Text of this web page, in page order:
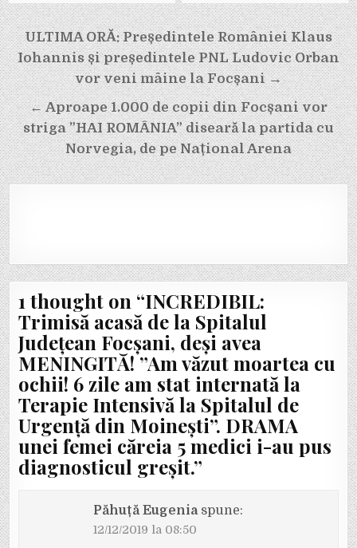
Navigare
în
articole
ULTIMA ORĂ: Președintele României Klaus
Iohannis și președintele PNL Ludovic Orban
vor veni mâine la Focșani →
← Aproape 1.000 de copii din Focșani vor
striga ”HAI ROMÂNIA” diseară la partida cu
Norvegia, de pe Național Arena
1 thought on “INCREDIBIL:
Trimisă acasă de la Spitalul
Județean Focșani, deși avea
MENINGITĂ! ”Am văzut moartea cu
ochii! 6 zile am stat internată la
Terapie Intensivă la Spitalul de
Urgență din Moinești”. DRAMA
unei femei căreia 5 medici i-au pus
diagnosticul greșit.”
Păhuță Eugenia spune:
12/12/2019 la 08:50